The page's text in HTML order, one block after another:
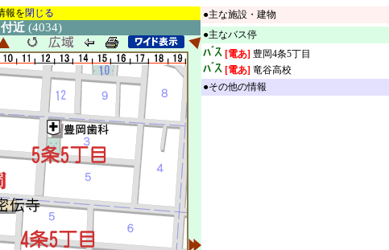
報を閉じる
近 (4034)
●主な施設・建物
●主なバス停
[電あ] 豊岡4条5丁目
[電あ] 竜谷高校
●その他の情報